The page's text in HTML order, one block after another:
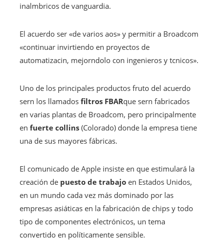
inalmbricos de vanguardia.
El acuerdo ser «de varios aos» y permitir a Broadcom
«continuar invirtiendo en proyectos de
automatizacin, mejorndolo con ingenieros y tcnicos».
Uno de los principales productos fruto del acuerdo
sern los llamados filtros FBARque sern fabricados
en varias plantas de Broadcom, pero principalmente
en fuerte collins (Colorado) donde la empresa tiene
una de sus mayores fábricas.
El comunicado de Apple insiste en que estimulará la
creación de puesto de trabajo en Estados Unidos,
en un mundo cada vez más dominado por las
empresas asiáticas en la fabricación de chips y todo
tipo de componentes electrónicos, un tema
convertido en políticamente sensible.